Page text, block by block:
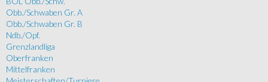
Obb./Schwaben Gr. A
Obb./Schwaben Gr. B
Ndb./Opf.
Grenzlandliga
Oberfranken
Mittelfranken